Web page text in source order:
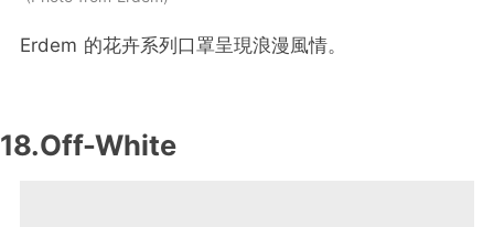
Erdem 的花卉系列口罩呈現浪漫風情。
18.Off-White